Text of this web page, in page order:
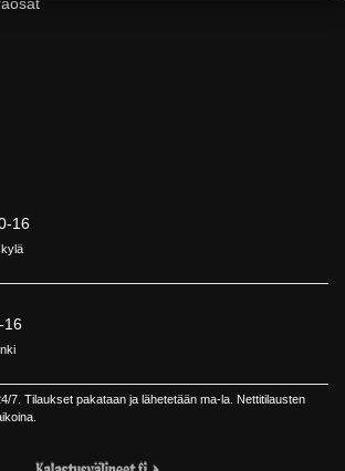
16
16
7. Tilaukset pakataan ja lähetetään ma-la. Nettitilausten